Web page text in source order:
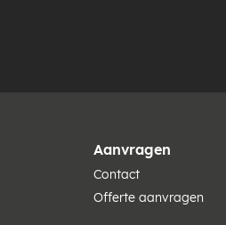
Aanvragen
Contact
Offerte aanvragen